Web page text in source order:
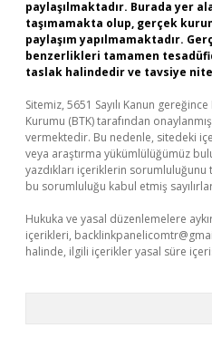
paylaşılmaktadır. Burada yer
taşımamakta olup, gerçek
paylaşım yapılmamaktadır.
benzerlikleri tamamen
taslak halindedir ve tavsiye
Sitemiz, 5651 Sayılı Kanun
Kurumu (BTK) tarafından
vermektedir. Bu nedenle, sitedeki
veya araştırma yükümlülüğümüz
yazdıkları içeriklerin
bu sorumluluğu kabul etmiş
Hukuka ve yasal düzenlemelere
içerikleri,
halinde, ilgili içerikler yasal süre